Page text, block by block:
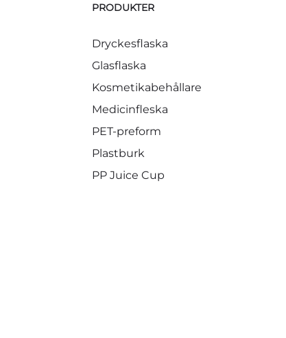
PRODUKTER
Dryckesflaska
Glasflaska
Kosmetikabehållare
Medicinfleska
PET-preform
Plastburk
PP Juice Cup